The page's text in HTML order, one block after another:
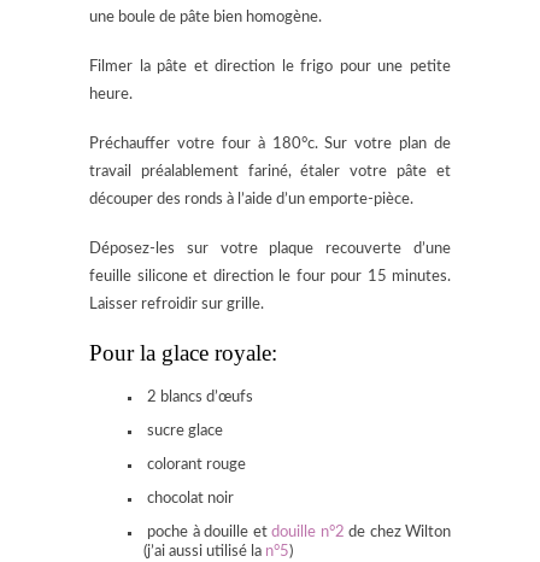
une boule de pâte bien homogène.
Filmer la pâte et direction le frigo pour une petite
heure.
Préchauffer votre four à 180°c. Sur votre plan de
travail préalablement fariné, étaler votre pâte et
découper des ronds à l’aide d’un emporte-pièce.
Déposez-les sur votre plaque recouverte d’une
feuille silicone et direction le four pour 15 minutes.
Laisser refroidir sur grille.
Pour la glace royale:
2 blancs d’œufs
sucre glace
colorant rouge
chocolat noir
poche à douille etdouille n°2 de chez Wilton
(j’ai aussi utilisé la n°5)